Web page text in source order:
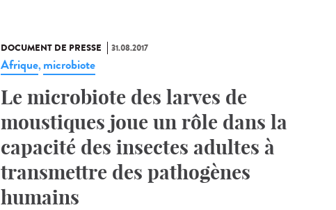
DOCUMENT DE PRESSE 31.08.2017
Afrique, microbiote
Le microbiote des larves de
moustiques joue un rôle dans la
capacité des insectes adultes à
transmettre des pathogènes
humains